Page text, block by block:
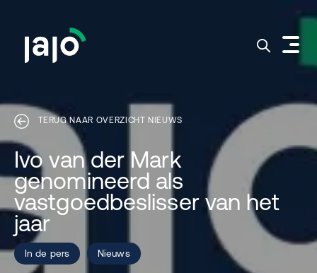
TERUG NAAR OVERZICHT NIEUWS
Ivo van der Mark
genomineerd als
vastgoedbeslisser van het
jaar
In de pers Nieuws